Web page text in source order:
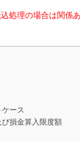
処理の場合は関係あ
ース
損金算入限度額